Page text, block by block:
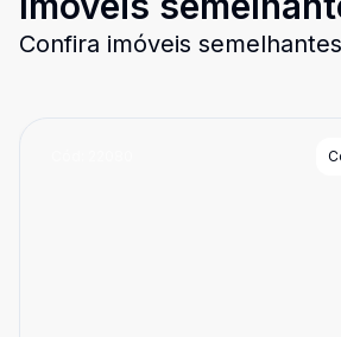
Confira imóveis semelhantes